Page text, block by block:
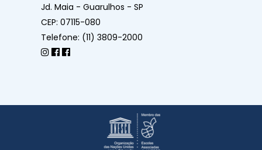
Jd. Maia - Guarulhos - SP
CEP: 07115-080
Telefone: (11) 3809-2000